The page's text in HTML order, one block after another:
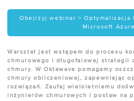
Obejrzyj webinar > Optymalizacja
Microsoft Azure
Warsztat jest wstępem do procesu
chmurowego i długofalowej strategii
chmury. W Oktawave pomagamy
chmury obliczeniowej, zapewniając
rozwiązań. Zaufaj wieloletniemu
inżynierów chmurowych i postaw na